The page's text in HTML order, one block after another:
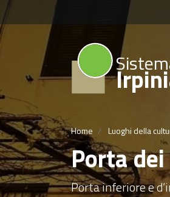
Home Luoghi della
Porta
Porta inferiore e